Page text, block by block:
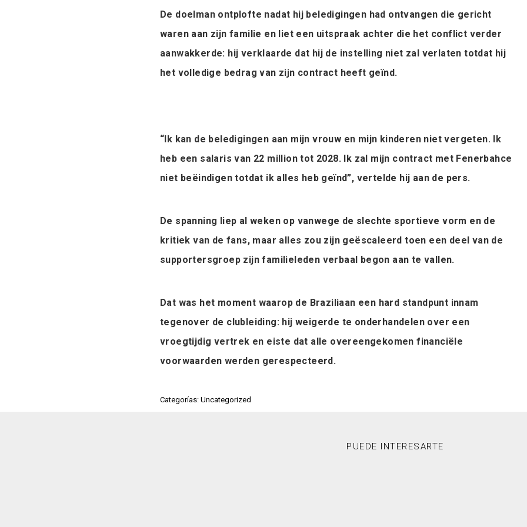
De doelman ontplofte nadat hij beledigingen had ontvangen die gericht
waren aan zijn familie en liet een uitspraak achter die het conflict verder
aanwakkerde: hij verklaarde dat hij de instelling niet zal verlaten totdat hij
het volledige bedrag van zijn contract heeft geïnd.
“Ik kan de beledigingen aan mijn vrouw en mijn kinderen niet vergeten. Ik
heb een salaris van 22 million tot 2028. Ik zal mijn contract met Fenerbahce
niet beëindigen totdat ik alles heb geïnd”, vertelde hij aan de pers.
De spanning liep al weken op vanwege de slechte sportieve vorm en de
kritiek van de fans, maar alles zou zijn geëscaleerd toen een deel van de
supportersgroep zijn familieleden verbaal begon aan te vallen.
Dat was het moment waarop de Braziliaan een hard standpunt innam
tegenover de clubleiding: hij weigerde te onderhandelen over een
vroegtijdig vertrek en eiste dat alle overeengekomen financiële
voorwaarden werden gerespecteerd.
Categorías: Uncategorized
PUEDE INTERESARTE